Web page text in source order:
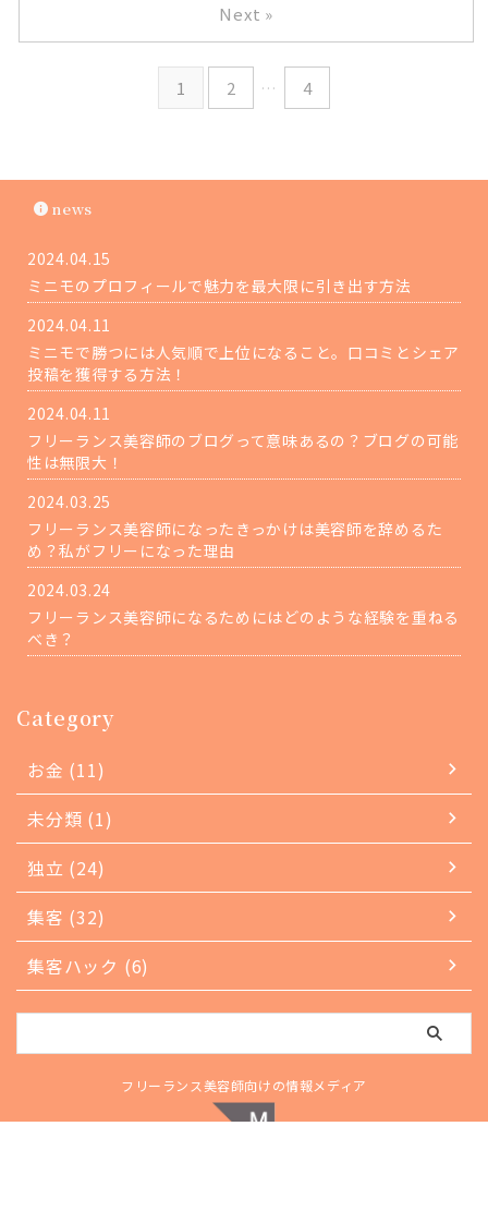
ようなニーズに応える技術を習
得し、ターゲットが明確な客層
を集めることが重要です。
できない特徴が見えてきました
のでまとめてみます。 ターゲッ
トが誰なのかわからない フリー
ランスの美容師が集客に苦労す
る最大のポイントは、 ターゲッ
1 2 … 4
Next »
news
2024.04.15
ミニモのプロフィールで魅力を最大限に引き出す方法
2024.04.11
ミニモで勝つには人気順で上位になること。口コミとシェア
投稿を獲得する方法！
2024.04.11
フリーランス美容師のブログって意味あるの？ブログの可能
性は無限大！
2024.03.25
フリーランス美容師になったきっかけは美容師を辞めるた
め？私がフリーになった理由
2024.03.24
フリーランス美容師になるためにはどのような経験を重ねる
べき？
Category
お金 (11)
未分類 (1)
独立 (24)
集客 (32)
集客ハック (6)
フリーランス美容師向けの情報メディア